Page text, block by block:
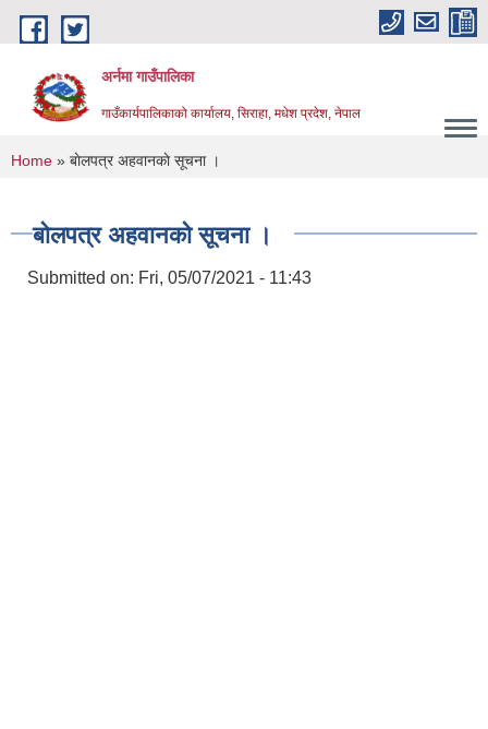
Skip to main content
अर्नमा गाउँपालिका
गाउँकार्यपालिकाको कार्यालय, सिराहा, मधेश प्रदेश, नेपाल
You are here
Home » बाेलपत्र अहवानकाे सूचना ।
बाेलपत्र अहवानकाे सूचना ।
Submitted on: Fri, 05/07/2021 - 11:43